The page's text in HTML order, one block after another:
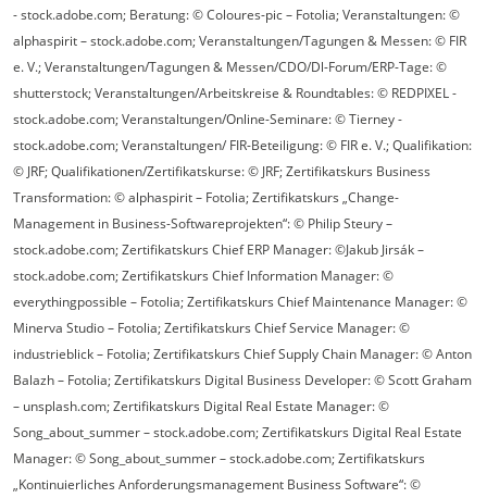
- stock.adobe.com; Beratung: © Coloures-pic – Fotolia; Veranstaltungen: ©
alphaspirit – stock.adobe.com; Veranstaltungen/Tagungen & Messen: © FIR
e. V.; Veranstaltungen/Tagungen & Messen/CDO/Dl-Forum/ERP-Tage: ©
shutterstock; Veranstaltungen/Arbeitskreise & Roundtables: © REDPIXEL -
stock.adobe.com; Veranstaltungen/Online-Seminare: © Tierney -
stock.adobe.com; Veranstaltungen/ FIR-Beteiligung: © FIR e. V.; Qualifikation:
© JRF; Qualifikationen/Zertifikatskurse: © JRF; Zertifikatskurs Business
Transformation: © alphaspirit – Fotolia; Zertifikatskurs „Change-
Management in Business-Softwareprojekten“: © Philip Steury –
stock.adobe.com; Zertifikatskurs Chief ERP Manager: ©Jakub Jirsák –
stock.adobe.com; Zertifikatskurs Chief Information Manager: ©
everythingpossible – Fotolia; Zertifikatskurs Chief Maintenance Manager: ©
Minerva Studio – Fotolia; Zertifikatskurs Chief Service Manager: ©
industrieblick – Fotolia; Zertifikatskurs Chief Supply Chain Manager: © Anton
Balazh – Fotolia; Zertifikatskurs Digital Business Developer: © Scott Graham
– unsplash.com; Zertifikatskurs Digital Real Estate Manager: ©
Song_about_summer – stock.adobe.com; Zertifikatskurs Digital Real Estate
Manager: © Song_about_summer – stock.adobe.com; Zertifikatskurs
„Kontinuierliches Anforderungsmanagement Business Software“: ©